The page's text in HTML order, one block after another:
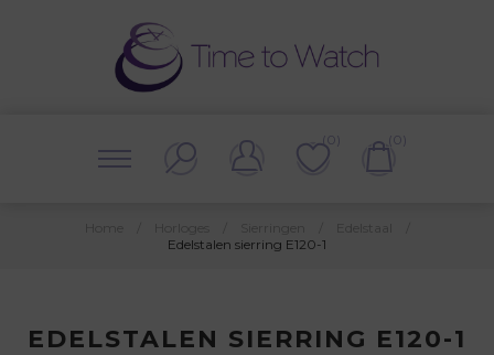
(0) (0)
Edelstalen sierring E120-1
EDELSTALEN SIERRING E120-1